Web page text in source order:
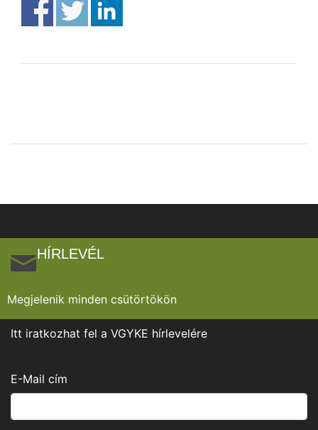
HÍRLEVÉL
Megjelenik minden csütörtökön
Itt iratkozhat fel a VGYKE hírlevelére
E-Mail cím